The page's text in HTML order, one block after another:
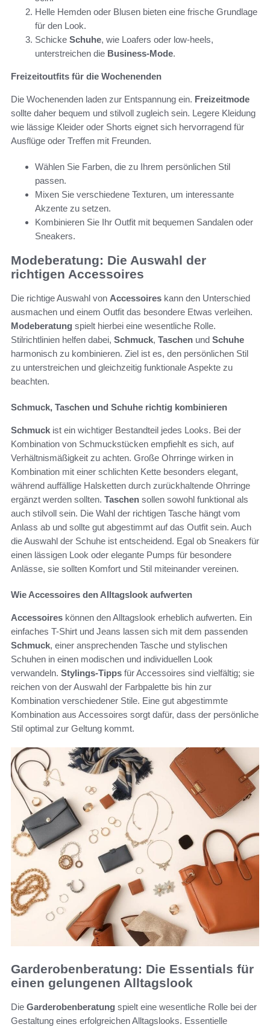
Helle Hemden oder Blusen bieten eine frische Grundlage
für den Look.
Schicke Schuhe, wie Loafers oder low-heels,
unterstreichen die Business-Mode.
Freizeitoutfits für die Wochenenden
Die Wochenenden laden zur Entspannung ein. Freizeitmode
sollte daher bequem und stilvoll zugleich sein. Legere Kleidung
wie lässige Kleider oder Shorts eignet sich hervorragend für
Ausflüge oder Treffen mit Freunden.
Wählen Sie Farben, die zu Ihrem persönlichen Stil
passen.
Mixen Sie verschiedene Texturen, um interessante
Akzente zu setzen.
Kombinieren Sie Ihr Outfit mit bequemen Sandalen oder
Sneakers.
Modeberatung: Die Auswahl der
richtigen Accessoires
Die richtige Auswahl von Accessoires kann den Unterschied
ausmachen und einem Outfit das besondere Etwas verleihen.
Modeberatung spielt hierbei eine wesentliche Rolle.
Stilrichtlinien helfen dabei, Schmuck, Taschen und Schuhe
harmonisch zu kombinieren. Ziel ist es, den persönlichen Stil
zu unterstreichen und gleichzeitig funktionale Aspekte zu
beachten.
Schmuck, Taschen und Schuhe richtig kombinieren
Schmuck ist ein wichtiger Bestandteil jedes Looks. Bei der
Kombination von Schmuckstücken empfiehlt es sich, auf
Verhältnismäßigkeit zu achten. Große Ohrringe wirken in
Kombination mit einer schlichten Kette besonders elegant,
während auffällige Halsketten durch zurückhaltende Ohrringe
ergänzt werden sollten. Taschen sollen sowohl funktional als
auch stilvoll sein. Die Wahl der richtigen Tasche hängt vom
Anlass ab und sollte gut abgestimmt auf das Outfit sein. Auch
die Auswahl der Schuhe ist entscheidend. Egal ob Sneakers für
einen lässigen Look oder elegante Pumps für besondere
Anlässe, sie sollten Komfort und Stil miteinander vereinen.
Wie Accessoires den Alltagslook aufwerten
Accessoires können den Alltagslook erheblich aufwerten. Ein
einfaches T-Shirt und Jeans lassen sich mit dem passenden
Schmuck, einer ansprechenden Tasche und stylischen
Schuhen in einen modischen und individuellen Look
verwandeln. Stylings-Tipps für Accessoires sind vielfältig; sie
reichen von der Auswahl der Farbpalette bis hin zur
Kombination verschiedener Stile. Eine gut abgestimmte
Kombination aus Accessoires sorgt dafür, dass der persönliche
Stil optimal zur Geltung kommt.
Garderobenberatung: Die Essentials für
einen gelungenen Alltagslook
Die Garderobenberatung spielt eine wesentliche Rolle bei der
Gestaltung eines erfolgreichen Alltagslooks. Essentielle